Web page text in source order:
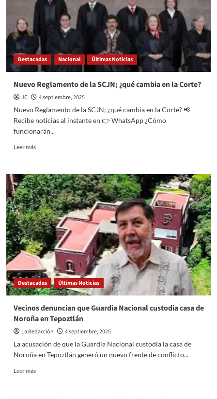
Destacadas Nacional Últimas Noticias
Nuevo Reglamento de la SCJN; ¿qué cambia en la Corte?
JC
4 septiembre, 2025
Nuevo Reglamento de la SCJN; ¿qué cambia en la Corte? 📢
Recibe noticias al instante en 👉 WhatsApp ¿Cómo
funcionarán...
Leer másRead
Nuevo
Reglamento
de
la
SCJN;
¿qué
cambia
en
la
Corte?
Destacadas Últimas Noticias
Vecinos denuncian que Guardia Nacional custodia casa de
Noroña en Tepoztlán
La Redacción
4 septiembre, 2025
La acusación de que la Guardia Nacional custodia la casa de
Noroña en Tepoztlán generó un nuevo frente de conflicto...
Leer másRead